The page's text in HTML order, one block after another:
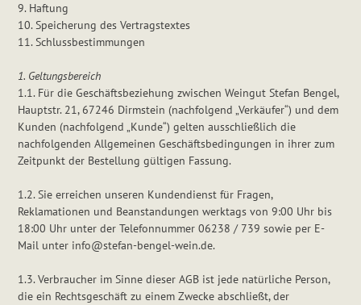
9. Haftung
10. Speicherung des Vertragstextes
11. Schlussbestimmungen
1. Geltungsbereich
1.1. Für die Geschäftsbeziehung zwischen Weingut Stefan Bengel,
Hauptstr. 21, 67246 Dirmstein (nachfolgend „Verkäufer“) und dem
Kunden (nachfolgend „Kunde“) gelten ausschließlich die
nachfolgenden Allgemeinen Geschäftsbedingungen in ihrer zum
Zeitpunkt der Bestellung gültigen Fassung.
1.2. Sie erreichen unseren Kundendienst für Fragen,
Reklamationen und Beanstandungen werktags von 9:00 Uhr bis
18:00 Uhr unter der Telefonnummer 06238 / 739 sowie per E-
Mail unter info@stefan-bengel-wein.de.
1.3. Verbraucher im Sinne dieser AGB ist jede natürliche Person,
die ein Rechtsgeschäft zu einem Zwecke abschließt, der